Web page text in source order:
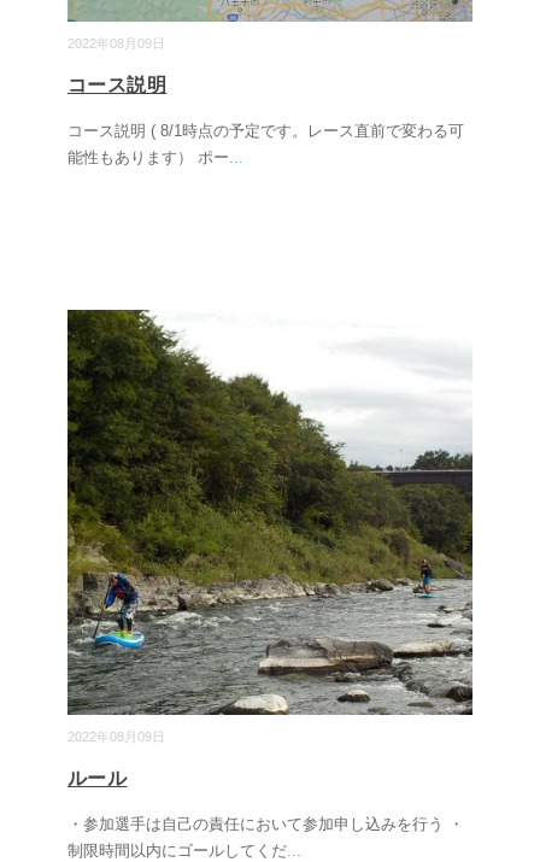
2022年08月09日
コース説明
コース説明 ( 8/1時点の予定です。レース直前で変わる可
能性もあります） ポー...
2022年08月09日
ルール
・参加選手は自己の責任において参加申し込みを行う ・
制限時間以内にゴールしてくだ...